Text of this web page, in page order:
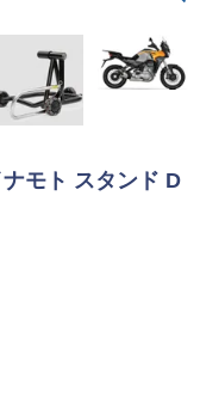
モト スタンド D